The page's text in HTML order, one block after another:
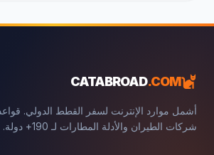
CATABROAD.COM
أشمل موارد الإنترنت لسفر القطط الدولي.
شركات الطيران والأدلة المطارات لـ 190+ دولة.